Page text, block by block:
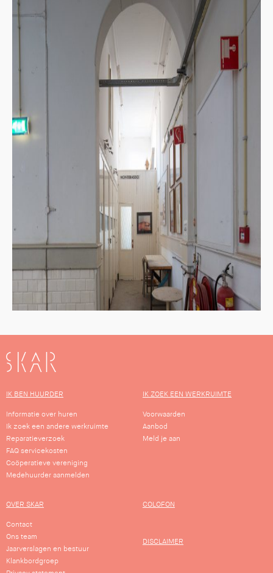
SKAR
IK BEN HUURDER
Informatie over huren
Ik zoek een andere werkruimte
Reparatieverzoek
FAQ servicekosten
Coöperatieve vereniging
Medehuurder aanmelden
IK ZOEK EEN WERKRUIMTE
Voorwaarden
Aanbod
Meld je aan
OVER SKAR
Contact
Ons team
Jaarverslagen en bestuur
Klankbordgroep
COLOFON
DISCLAIMER